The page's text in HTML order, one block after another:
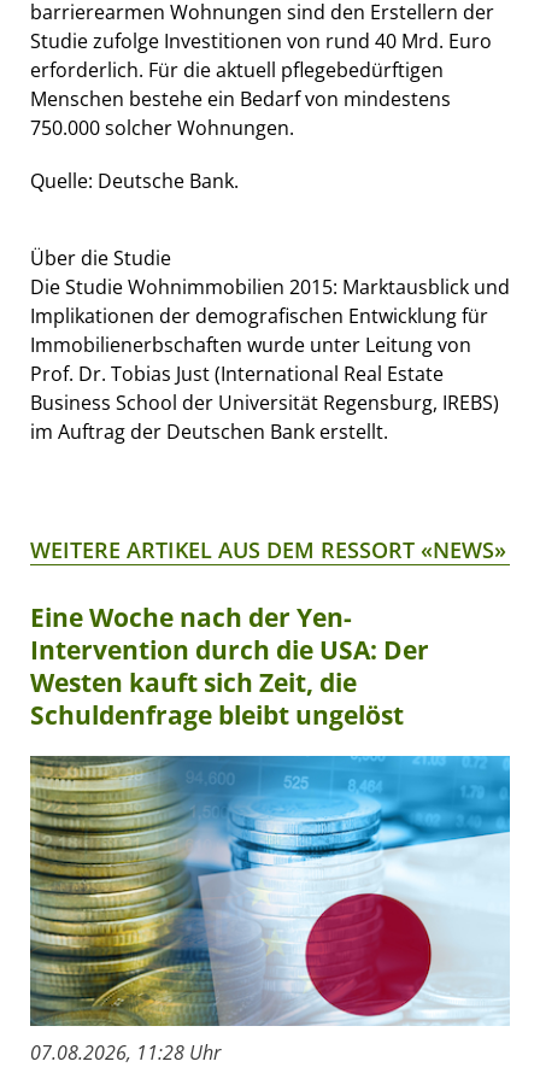
barrierearmen Wohnungen sind den Erstellern der
Studie zufolge Investitionen von rund 40 Mrd. Euro
erforderlich. Für die aktuell pflegebedürftigen
Menschen bestehe ein Bedarf von mindestens
750.000 solcher Wohnungen.
Quelle: Deutsche Bank.
Über die Studie
Die Studie Wohnimmobilien 2015: Marktausblick und
Implikationen der demografischen Entwicklung für
Immobilienerbschaften wurde unter Leitung von
Prof. Dr. Tobias Just (International Real Estate
Business School der Universität Regensburg, IREBS)
im Auftrag der Deutschen Bank erstellt.
WEITERE ARTIKEL AUS DEM RESSORT «NEWS»
Eine Woche nach der Yen-
Intervention durch die USA: Der
Westen kauft sich Zeit, die
Schuldenfrage bleibt ungelöst
07.08.2026, 11:28 Uhr